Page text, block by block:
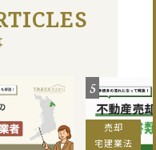
6
不動産売却